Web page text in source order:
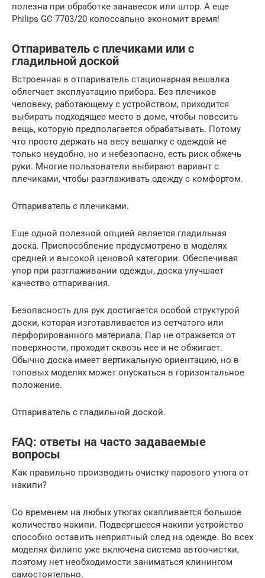
полезна при обработке занавесок или штор. А еще
Philips GC 7703/20 колоссально экономит время!
Отпариватель с плечиками или с
гладильной доской
Встроенная в отпариватель стационарная вешалка
облегчает эксплуатацию прибора. Без плечиков
человеку, работающему с устройством, приходится
выбирать подходящее место в доме, чтобы повесить
вещь, которую предполагается обрабатывать. Потому
что просто держать на весу вешалку с одеждой не
только неудобно, но и небезопасно, есть риск обжечь
руки. Многие пользователи выбирают вариант с
плечиками, чтобы разглаживать одежду с комфортом.
Отпариватель с плечиками.
Еще одной полезной опцией является гладильная
доска. Приспособление предусмотрено в моделях
средней и высокой ценовой категории. Обеспечивая
упор при разглаживании одежды, доска улучшает
качество отпаривания.
Безопасность для рук достигается особой структурой
доски, которая изготавливается из сетчатого или
перфорированного материала. Пар не отражается от
поверхности, проходит сквозь нее и не обжигает.
Обычно доска имеет вертикальную ориентацию, но в
топовых моделях может опускаться в горизонтальное
положение.
Отпариватель с гладильной доской.
FAQ: ответы на часто задаваемые
вопросы
Как правильно производить очистку парового утюга от
накипи?
Со временем на любых утюгах скапливается большое
количество накипи. Подвергшееся накипи устройство
способно оставить неприятный след на одежде. Во всех
моделях филипс уже включена система автоочистки,
поэтому нет необходимости заниматься клинингом
самостоятельно.